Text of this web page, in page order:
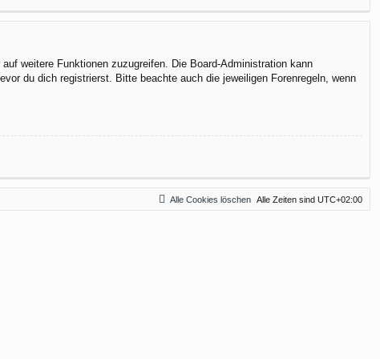
weitere Funktionen zuzugreifen. Die Board-Administration kann
du dich registrierst. Bitte beachte auch die jeweiligen Forenregeln, wenn
Alle Zeiten sind UTC+02:00
Alle Cookies löschen